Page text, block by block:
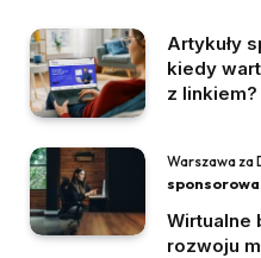
Artykuły
kiedy
z linkiem?
Warszawa za
Wirtualne
rozwoju